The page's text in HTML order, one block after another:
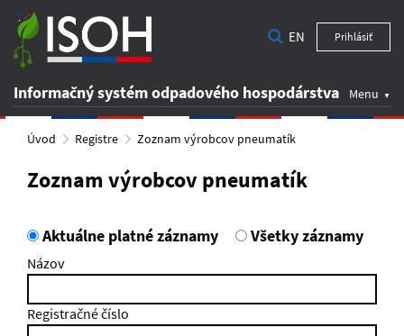
Informačný systém odpadového hospodárstva Menu
EN Prihlásiť
Úvod Registre Zoznam výrobcov pneumatík
Zoznam výrobcov pneumatík
Aktuálne platné záznamy Všetky záznamy
Názov
Registračné číslo